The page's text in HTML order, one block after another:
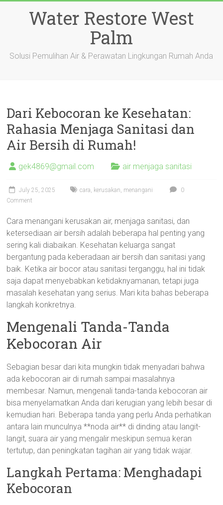
Water Restore West
Palm
Solusi Pemulihan Air & Perawatan Lingkungan Rumah Anda
Dari Kebocoran ke Kesehatan:
Rahasia Menjaga Sanitasi dan
Air Bersih di Rumah!
gek4869@gmail.com air menjaga sanitasi
July 25, 2025 cara, kerusakan, menangani
0
Comment
Cara menangani kerusakan air, menjaga sanitasi, dan
ketersediaan air bersih adalah beberapa hal penting yang
sering kali diabaikan. Kesehatan keluarga sangat
bergantung pada keberadaan air bersih dan sanitasi yang
baik. Ketika air bocor atau sanitasi terganggu, hal ini tidak
saja dapat menyebabkan ketidaknyamanan, tetapi juga
masalah kesehatan yang serius. Mari kita bahas beberapa
langkah konkretnya.
Mengenali Tanda-Tanda
Kebocoran Air
Sebagian besar dari kita mungkin tidak menyadari bahwa
ada kebocoran air di rumah sampai masalahnya
membesar. Namun, mengenali tanda-tanda kebocoran air
bisa menyelamatkan Anda dari kerugian yang lebih besar di
kemudian hari. Beberapa tanda yang perlu Anda perhatikan
antara lain munculnya **noda air** di dinding atau langit-
langit, suara air yang mengalir meskipun semua keran
tertutup, dan peningkatan tagihan air yang tidak wajar.
Langkah Pertama: Menghadapi
Kebocoran